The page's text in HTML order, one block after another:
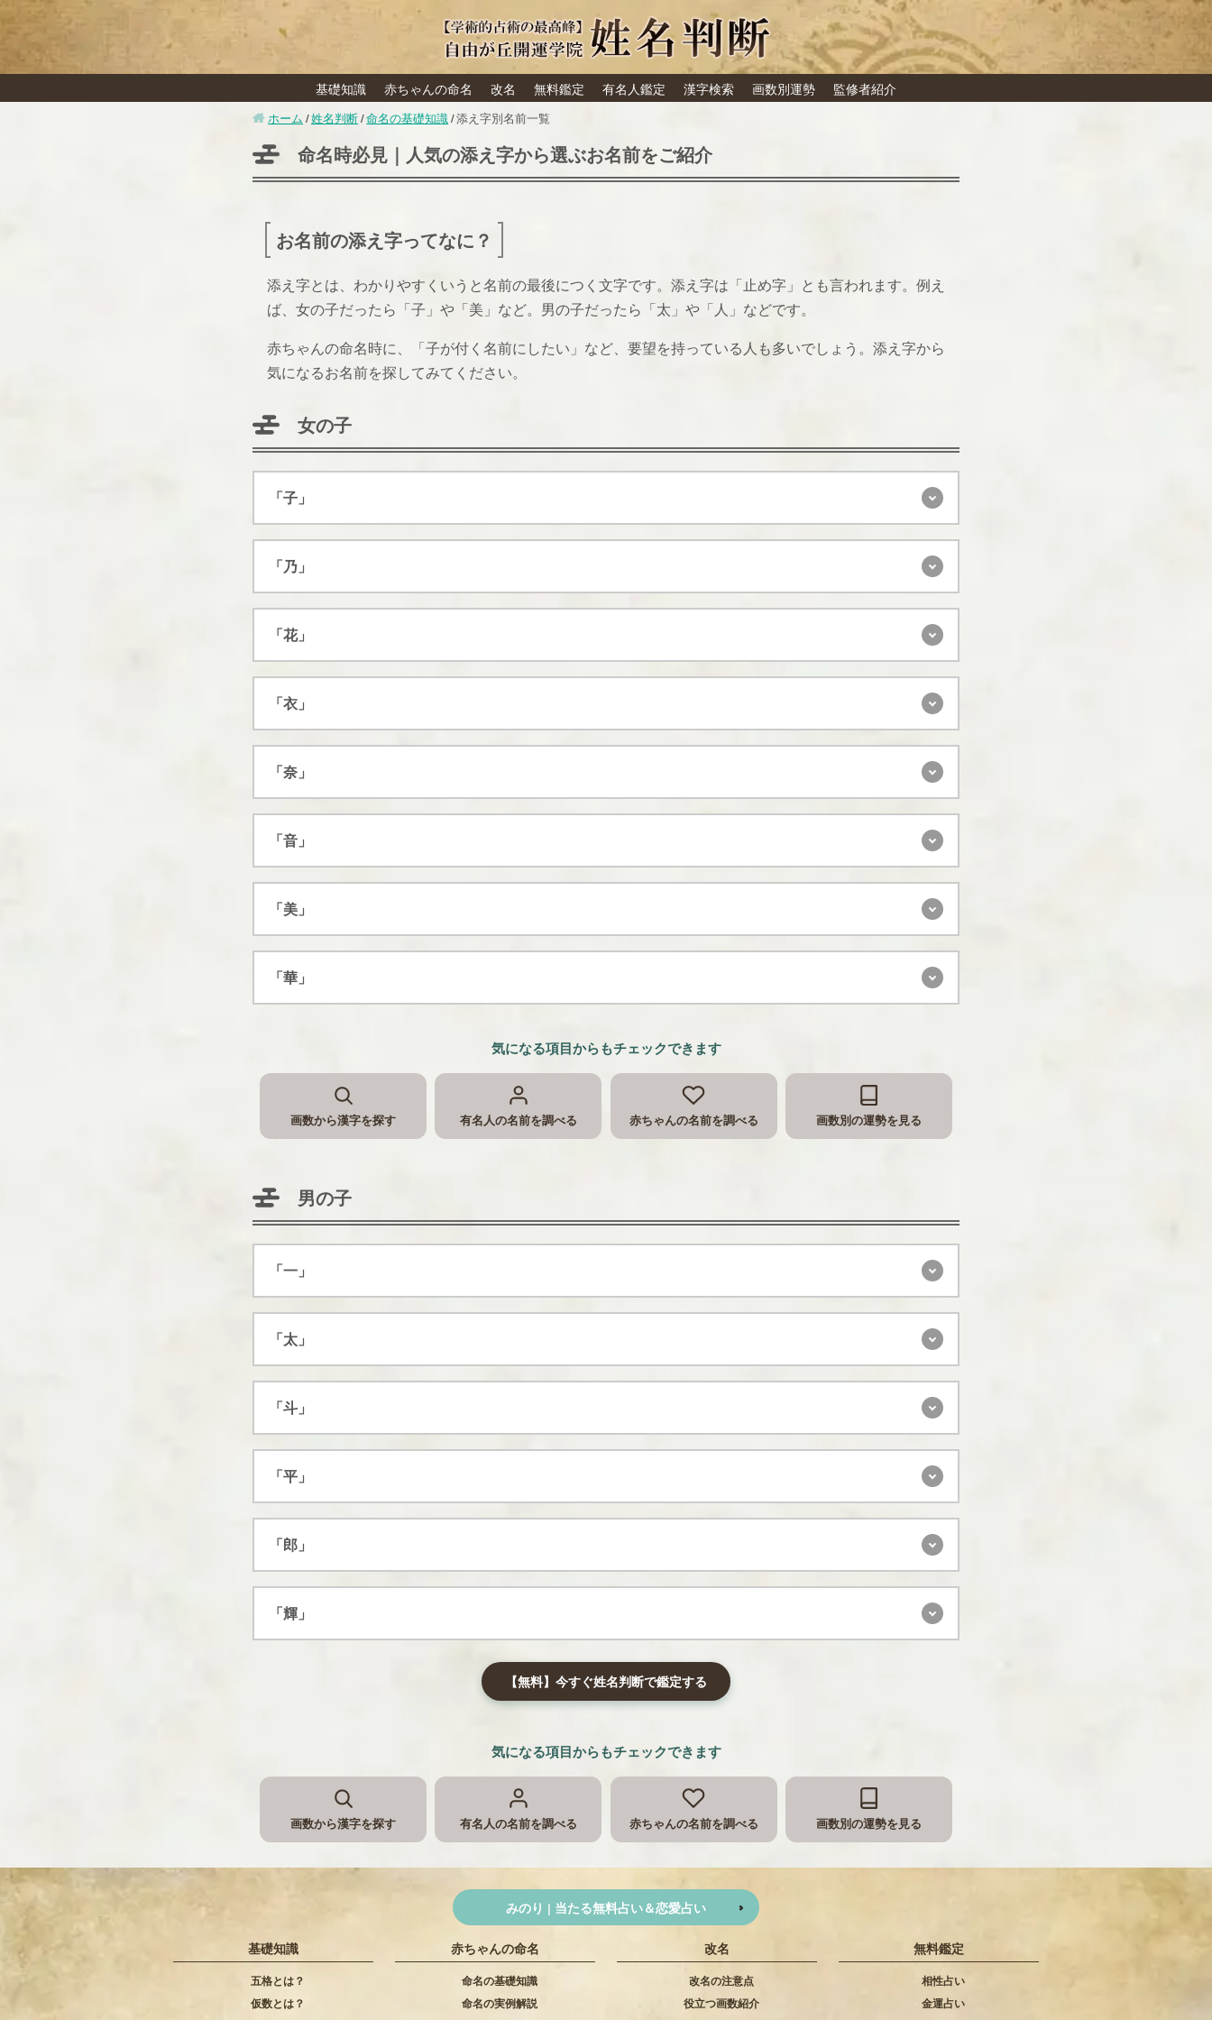
基礎知識 赤ちゃんの命名 改名 無料鑑定 有名人鑑定 漢字検索 画数別運勢 監修者紹介
ホーム 姓名判断 命名の基礎知識 添え字別名前一覧
命名時必見｜人気の添え字から選ぶお名前をご紹介
お名前の添え字ってなに？
添え字とは、わかりやすくいうと名前の最後につく文字です。添え字は「止め字」とも言われます。例え
ば、女の子だったら「子」や「美」など。男の子だったら「太」や「人」などです。
赤ちゃんの命名時に、「子が付く名前にしたい」など、要望を持っている人も多いでしょう。添え字から
気になるお名前を探してみてください。
女の子
「子」
「乃」
「花」
「衣」
「奈」
「音」
「美」
「華」
気になる項目からもチェックできます
画数から漢字を探す 有名人の名前を調べる 赤ちゃんの名前を調べる 画数別の運勢を見る
男の子
「一」
「太」
「斗」
「平」
「郎」
「輝」
【無料】今すぐ姓名判断で鑑定する
気になる項目からもチェックできます
画数から漢字を探す 有名人の名前を調べる 赤ちゃんの名前を調べる 画数別の運勢を見る
みのり | 当たる無料占い＆恋愛占い
基礎知識
五格とは？
仮数とは？
赤ちゃんの命名
命名の基礎知識
命名の実例解説
改名
改名の注意点
役立つ画数紹介
無料鑑定
相性占い
金運占い